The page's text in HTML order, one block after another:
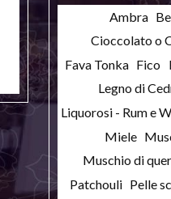
Ambra
Cioccolato o
Fava Tonka Fico
Legno di
Liquorosi - Rum e
Miele
Muschio di
Patchouli Pelle